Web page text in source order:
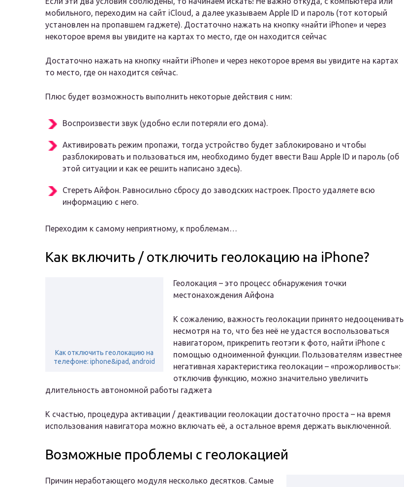
мобильного, переходим на сайт iCloud, а далее указываем Apple ID и пароль (тот который
установлен на пропавшем гаджете). Достаточно нажать на кнопку «найти iPhone» и через
некоторое время вы увидите на картах то место, где он находится сейчас
Достаточно нажать на кнопку «найти iPhone» и через некоторое время вы увидите на картах
то место, где он находится сейчас.
Плюс будет возможность выполнить некоторые действия с ним:
Воспроизвести звук (удобно если потеряли его дома).
Активировать режим пропажи, тогда устройство будет заблокировано и чтобы
разблокировать и пользоваться им, необходимо будет ввести Ваш Apple ID и пароль (об
этой ситуации и как ее решить написано здесь).
Стереть Айфон. Равносильно сбросу до заводских настроек. Просто удаляете всю
информацию с него.
Переходим к самому неприятному, к проблемам…
Как включить / отключить геолокацию на iPhone?
Как отключить геолокацию на
телефоне: iphone&ipad, android
Геолокация – это процесс обнаружения точки
местонахождения Айфона
К сожалению, важность геолокации принято недооценивать
несмотря на то, что без неё не удастся воспользоваться
навигатором, прикрепить геотэги к фото, найти iPhone с
помощью одноименной функции. Пользователям известнее
негативная характеристика геолокации – «прожорливость»:
отключив функцию, можно значительно увеличить
длительность автономной работы гаджета
К счастью, процедура активации / деактивации геолокации достаточно проста – на время
использования навигатора можно включать её, а остальное время держать выключенной.
Возможные проблемы с геолокацией
Причин неработающего модуля несколько десятков. Самые